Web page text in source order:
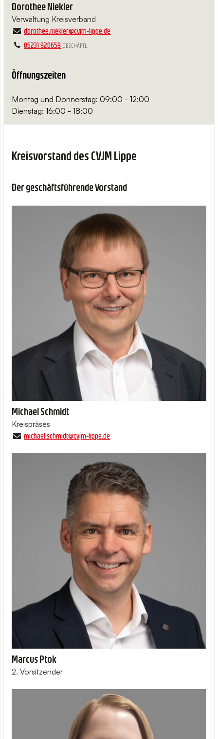
Dorothee Niekler
Verwaltung Kreisverband
dorothee.​niekler@​cvjm-lippe.​de
05231 920659 GESCHÄFTL.
Öffnungszeiten
Montag und Donnerstag: 09:00 - 12:00
Dienstag: 16:00 - 18:00
Kreisvorstand des CVJM Lippe
Der geschäftsführende Vorstand
Michael Schmidt
Kreispräses
michael.​schmidt@​cvjm-lippe.​de
Marcus Ptok
2. Vorsitzender